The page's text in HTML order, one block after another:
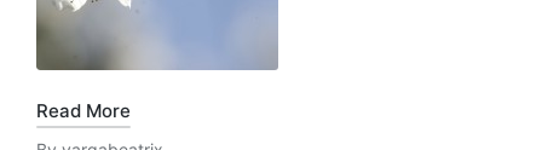
Read More